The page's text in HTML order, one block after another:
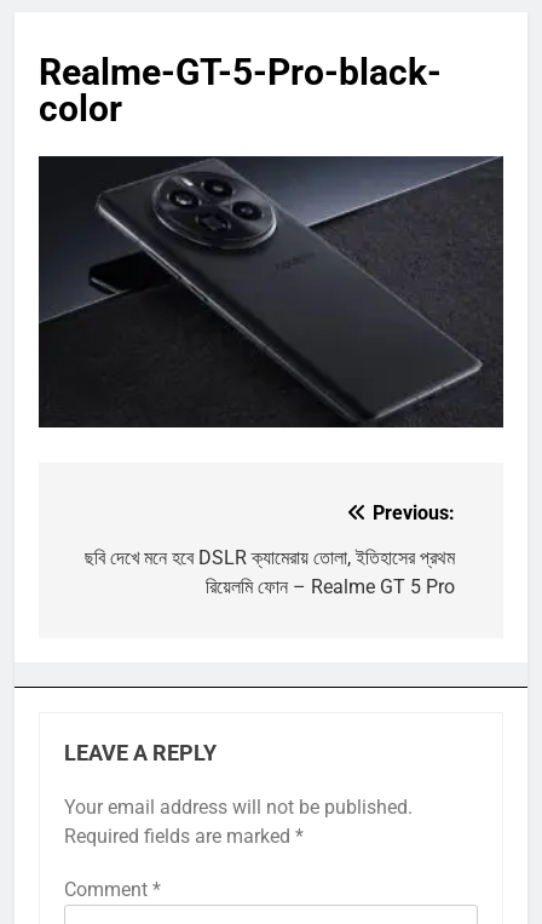
Realme-GT-5-Pro-black-
color
navigation
Previous:
ছবি দেখে মনে হবে DSLR ক্যামেরায় তোলা, ইতিহাসের প্রথম
রিয়েলমি ফোন – Realme GT 5 Pro
LEAVE A REPLY
Your email address will not be published.
Required fields are marked *
Comment *